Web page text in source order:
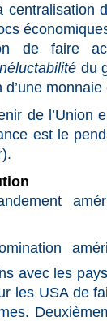
de faire
du
de l’Union
est le
avec les
les USA de